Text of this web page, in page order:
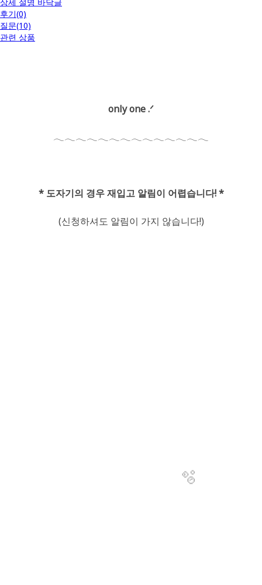
후기(0)
질문(10)
관련 상품
only one .ᐟ
𓂃𓂃𓂃𓂃𓂃𓂃𓂃𓂃𓂃𓂃𓂃𓂃𓂃𓂃
* 도자기의 경우 재입고 알림이 어렵습니다! *
(신청하셔도 알림이 가지 않습니다!)